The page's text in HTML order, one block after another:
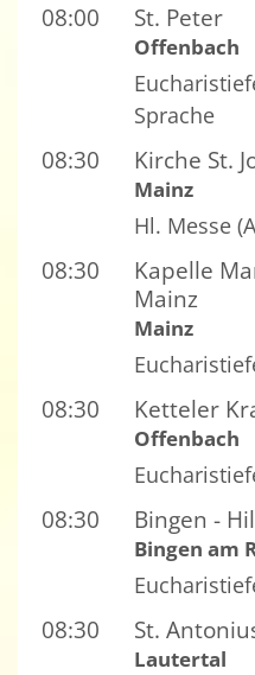
08:00 St. Peter
Offenbach
Sprache
08:30 Kirche St.
Mainz
Hl. Messe
08:30
Kapelle
Mainz
Mainz
08:30 Ketteler
Offenbach
08:30 Bingen -
Bingen am
08:30 St.
Lautertal